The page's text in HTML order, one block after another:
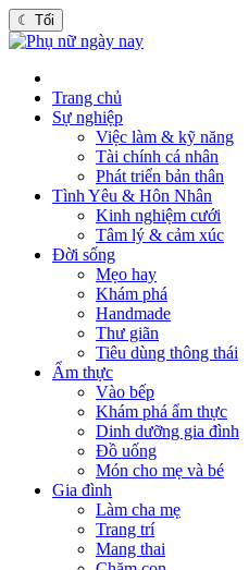
☾ Tối
Trang chủ
Sự nghiệp
Việc làm & kỹ năng
Tài chính cá nhân
Phát triển bản thân
Tình Yêu & Hôn Nhân
Kinh nghiệm cưới
Tâm lý & cảm xúc
Đời sống
Mẹo hay
Khám phá
Handmade
Thư giãn
Tiêu dùng thông thái
Ẩm thực
Vào bếp
Khám phá ẩm thực
Dinh dưỡng gia đình
Đồ uống
Món cho mẹ và bé
Gia đình
Làm cha mẹ
Trang trí
Mang thai